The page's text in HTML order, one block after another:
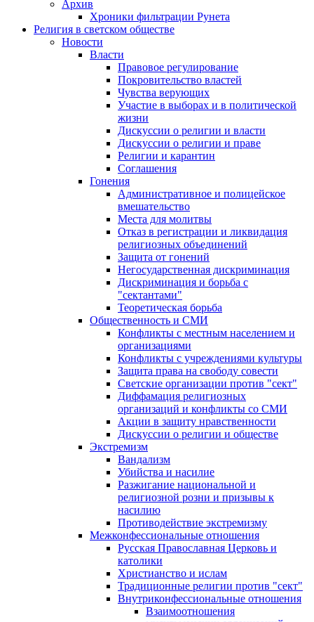
Архив
Хроники фильтрации Рунета
Религия в светском обществе
Новости
Власти
Правовое регулирование
Покровительство властей
Чувства верующих
Участие в выборах и в политической
жизни
Дискуссии о религии и власти
Дискуссии о религии и праве
Религии и карантин
Соглашения
Гонения
Административное и полицейское
вмешательство
Места для молитвы
Отказ в регистрации и ликвидация
религиозных объединений
Защита от гонений
Негосударственная дискриминация
Дискриминация и борьба с
"сектантами"
Теоретическая борьба
Общественность и СМИ
Конфликты с местным населением и
организациями
Конфликты с учреждениями культуры
Защита права на свободу совести
Светские организации против "сект"
Диффамация религиозных
организаций и конфликты со СМИ
Акции в защиту нравственности
Дискуссии о религии и обществе
Экстремизм
Вандализм
Убийства и насилие
Разжигание национальной и
религиозной розни и призывы к
насилию
Противодействие экстремизму
Межконфессиональные отношения
Русская Православная Церковь и
католики
Христианство и ислам
Традиционные религии против "сект"
Внутриконфессиональные отношения
Взаимоотношения